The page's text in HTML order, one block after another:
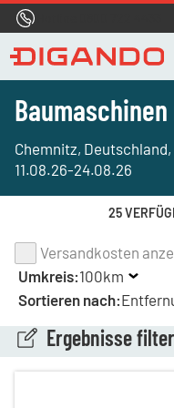
Chemnitz, Deutschland,
11.08.26-24.08.26
25
Ergebnisse
Versandkosten
Umkreis:100km
Sortieren nach: